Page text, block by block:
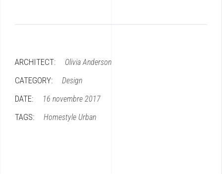
ARCHITECT: Olivia Anderson
CATEGORY: Design
DATE: 16 novembre 2017
TAGS: Homestyle Urban